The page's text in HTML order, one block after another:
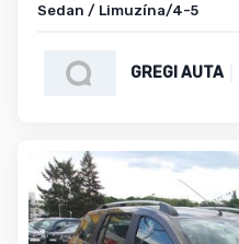
Sedan / Limuzína/4-5
GREGI AUTA